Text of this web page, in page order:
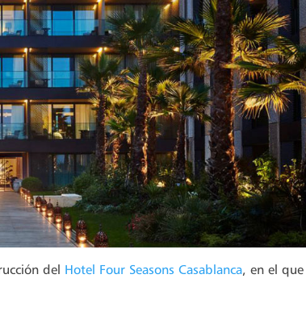
del Hotel Four Seasons Casablanca, en el que